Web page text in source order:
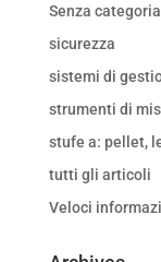
Senza categoria
sicurezza
sistemi di
strumenti di
stufe a: pellet,
tutti gli articoli
Veloci